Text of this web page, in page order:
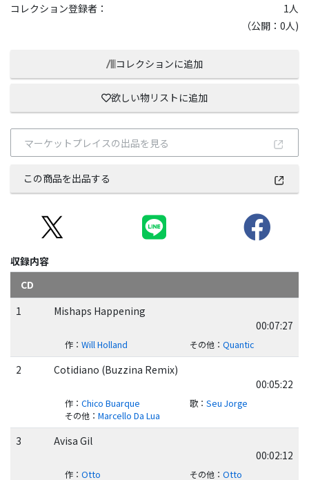
コレクション登録者：
1人
（公開：0人)
コレクションに追加
欲しい物リストに追加
マーケットプレイスの出品を見る
この商品を出品する
収録内容
CD
1
Mishaps Happening
00:07:27
作： Will Holland その他： Quantic
2
Cotidiano (Buzzina Remix)
00:05:22
作： Chico Buarque 歌： Seu Jorge
その他： Marcello Da Lua
3
Avisa Gil
00:02:12
作： Otto その他： Otto